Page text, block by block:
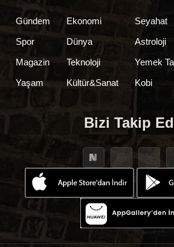
Gündem
Spor
Magazin
Yaşam
Ekonomi
Dünya
Teknoloji
Kültür&Sanat
Seyahat
Astroloji
Yemek
Kobi
Bizi Takip